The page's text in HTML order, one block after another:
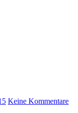
Keine Kommentare